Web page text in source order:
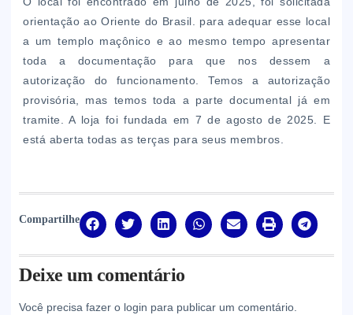
orientação ao Oriente do Brasil. para adequar esse local
a um templo maçônico e ao mesmo tempo apresentar
toda a documentação para que nos dessem a
autorização do funcionamento. Temos a autorização
provisória, mas temos toda a parte documental já em
tramite. A loja foi fundada em 7 de agosto de 2025. E
está aberta todas as terças para seus membros.
Compartilhe
Deixe um comentário
Você precisa fazer o login para publicar um comentário.